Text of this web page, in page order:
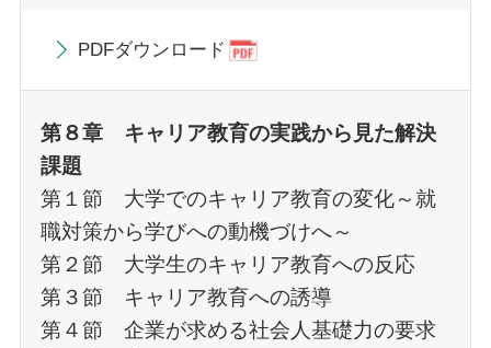
PDFダウンロード
第８章 キャリア教育の実践から見た解決
課題
第１節 大学でのキャリア教育の変化～就
職対策から学びへの動機づけへ～
第２節 大学生のキャリア教育への反応
第３節 キャリア教育への誘導
第４節 企業が求める社会人基礎力の要求